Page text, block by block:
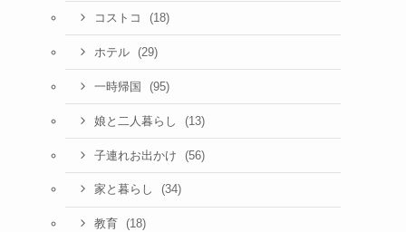
コストコ (18)
ホテル (29)
一時帰国 (95)
娘と二人暮らし (13)
子連れお出かけ (56)
家と暮らし (34)
教育 (18)